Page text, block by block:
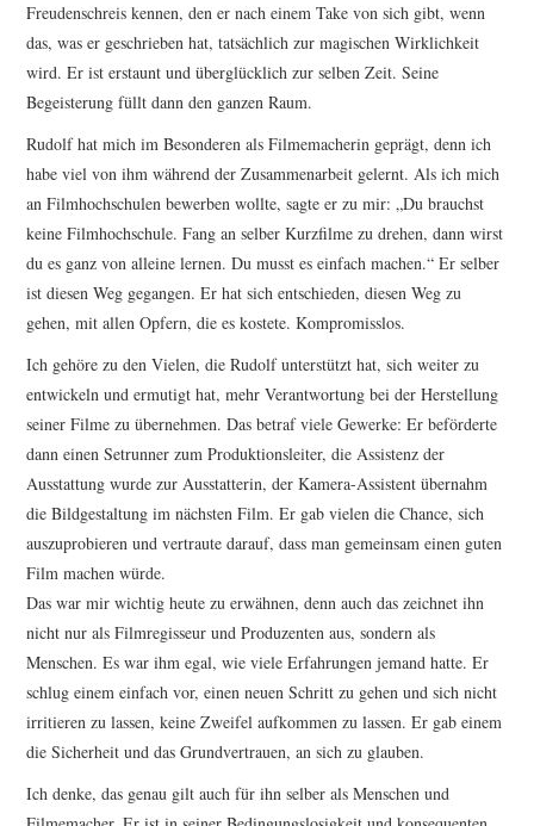
Freudenschreis kennen, den er nach einem Take von sich gibt, wenn
das, was er geschrieben hat, tatsächlich zur magischen Wirklichkeit
wird. Er ist erstaunt und überglücklich zur selben Zeit. Seine
Begeisterung füllt dann den ganzen Raum.
Rudolf hat mich im Besonderen als Filmemacherin geprägt, denn ich
habe viel von ihm während der Zusammenarbeit gelernt. Als ich mich
an Filmhochschulen bewerben wollte, sagte er zu mir: „Du brauchst
keine Filmhochschule. Fang an selber Kurzfilme zu drehen, dann wirst
du es ganz von alleine lernen. Du musst es einfach machen.“ Er selber
ist diesen Weg gegangen. Er hat sich entschieden, diesen Weg zu
gehen, mit allen Opfern, die es kostete. Kompromisslos.
Ich gehöre zu den Vielen, die Rudolf unterstützt hat, sich weiter zu
entwickeln und ermutigt hat, mehr Verantwortung bei der Herstellung
seiner Filme zu übernehmen. Das betraf viele Gewerke: Er beförderte
dann einen Setrunner zum Produktionsleiter, die Assistenz der
Ausstattung wurde zur Ausstatterin, der Kamera-Assistent übernahm
die Bildgestaltung im nächsten Film. Er gab vielen die Chance, sich
auszuprobieren und vertraute darauf, dass man gemeinsam einen guten
Film machen würde.
Das war mir wichtig heute zu erwähnen, denn auch das zeichnet ihn
nicht nur als Filmregisseur und Produzenten aus, sondern als
Menschen. Es war ihm egal, wie viele Erfahrungen jemand hatte. Er
schlug einem einfach vor, einen neuen Schritt zu gehen und sich nicht
irritieren zu lassen, keine Zweifel aufkommen zu lassen. Er gab einem
die Sicherheit und das Grundvertrauen, an sich zu glauben.
Ich denke, das genau gilt auch für ihn selber als Menschen und